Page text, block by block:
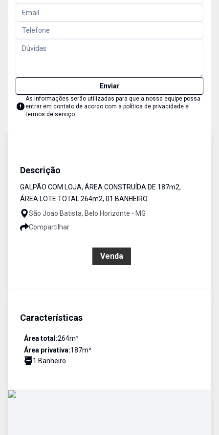
Enviar
As informações serão utilizadas para que a nossa equipe possa
entrar em contato de acordo com a política de privacidade e
termos de serviço
Descrição
GALPÃO COM LOJA, ÁREA CONSTRUÍDA DE 187m2,
ÁREA LOTE TOTAL 264m2, 01 BANHEIRO.
São Joao Batista, Belo Horizonte - MG
Compartilhar
Venda
Características
Área total:264m²
Área privativa:187m²
1 Banheiro